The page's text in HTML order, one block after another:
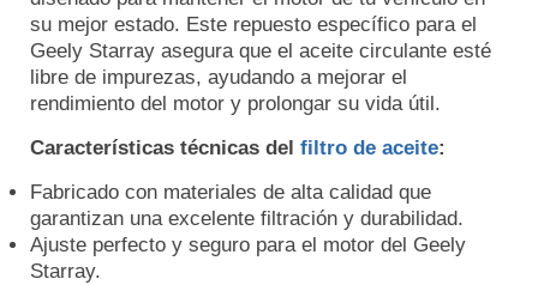
su mejor estado. Este repuesto específico para el
Geely Starray asegura que el aceite circulante esté
libre de impurezas, ayudando a mejorar el
rendimiento del motor y prolongar su vida útil.
Características técnicas del filtro de aceite:
Fabricado con materiales de alta calidad que
garantizan una excelente filtración y durabilidad.
Ajuste perfecto y seguro para el motor del Geely
Starray.